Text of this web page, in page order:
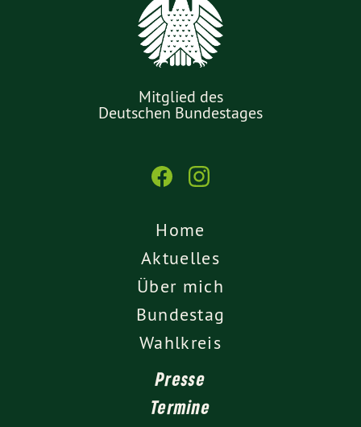
Mitglied des
Deutschen Bundestages
Home
Aktuelles
Über mich
Bundestag
Wahlkreis
Presse
Termine